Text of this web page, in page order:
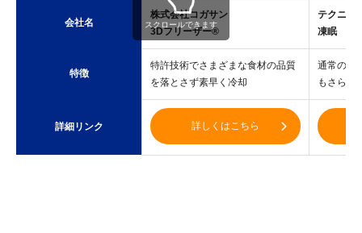
会社名
株式会社コガサン
3Dフリーザー®︎
テクニカ
凍眠
特徴
特許技術でさまざまな食材の品質
を落とさず素早く冷却
通常の空
もさらに
詳細リンク 詳しくはこちら
スクロールできます